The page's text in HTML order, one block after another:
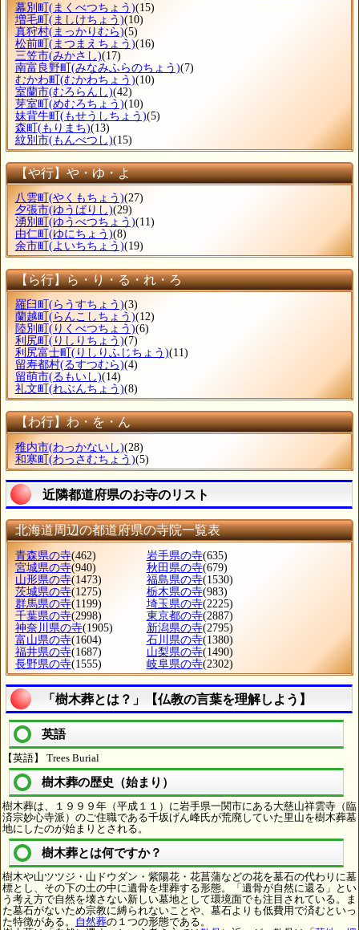
幕別町(まくべつちょう)(15)
増毛町(ましけちょう)(10)
真狩村(まっかりむら)(5)
松前町(まつまえちょう)(16)
三笠市(みかさし)(17)
南富良野町(みなみふらのちょう)(7)
むかわ町(むかわちょう)(10)
室蘭市(むろらんし)(42)
芽室町(めむろちょう)(10)
妹背牛町(もせうしちょう)(5)
森町(もりまち)(13)
紋別市(もんべつし)(15)
【や行】や・ゆ・よ
八雲町 (やくもちょう)(27)
夕張市(ゆうばりし)(29)
湧別町 (ゆうべつちょう)(11)
由仁町 (ゆにちょう)(8)
余市町 (よいちちょう)(19)
【ら行】ら・り・る・れ・ろ
羅臼町 (らうすちょう)(3)
蘭越町 (らんこしちょう)(12)
陸別町 (りくべつちょう)(6)
利尻町 (りしりちょう)(7)
利尻富士町 (りしりふじちょう)(11)
留寿都村(るすつむら)(4)
留萌市(るもいし)(14)
礼文町 (れぶんちょう)(8)
【わ行】わ・を・ん
稚内市(わっかないし)(28)
和寒町 (わっさむちょう)(5)
近隣都道府県のお寺のリスト
北海道周辺の都道府県の寺院一覧表
青森県の寺(462) 岩手県の寺(635)
宮城県の寺(940) 秋田県の寺(679)
山形県の寺(1473) 福島県の寺(1530)
茨城県の寺(1275) 栃木県の寺(983)
群馬県の寺(1199) 埼玉県の寺(2225)
千葉県の寺(2998) 東京都の寺(2887)
神奈川県の寺(1905) 新潟県の寺(2795)
富山県の寺(1604) 石川県の寺(1380)
福井県の寺(1687) 山梨県の寺(1490)
長野県の寺(1555) 岐阜県の寺(2302)
「樹木葬とは？」【仏教の言葉を理解しよう】
英語
【英語】 Trees Burial
樹木葬の歴史（始まり）
樹木葬は、１９９９年（平成１１）に岩手県一関市にある大慈山祥雲寺（臨
済宗妙心寺派）のご住職である千坂げん峰氏が荒廃していた里山を樹木葬墓
地にしたのが始まりとされる。
樹木葬とは何ですか？
樹木や山ツツジ・山ドウダン・紫陽花・花菖蒲などの花を墓石の代わりに墓
標とし、その下の土の中に遺骨を埋葬する形態。「遺骨が自然に還る」とい
う考え方で自然を壊さない新しい墓地として環境面でも注目されている。ま
た墓石がないため宗教に縛られないことや、墓石よりも低費用で済むといっ
た特徴がある。 自然葬の１つの形態である。